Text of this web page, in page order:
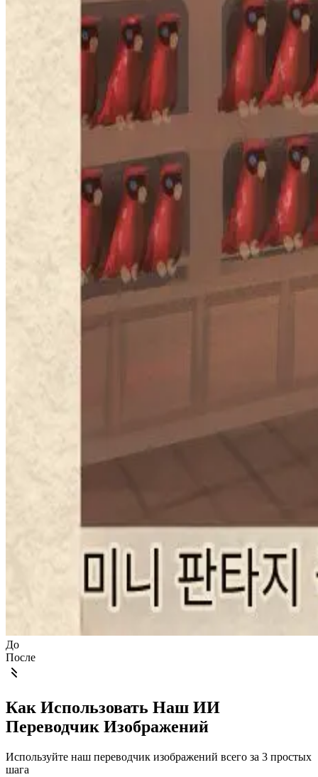
До
После
Как Использовать Наш ИИ
Переводчик Изображений
Используйте наш переводчик изображений всего за 3 простых
шага